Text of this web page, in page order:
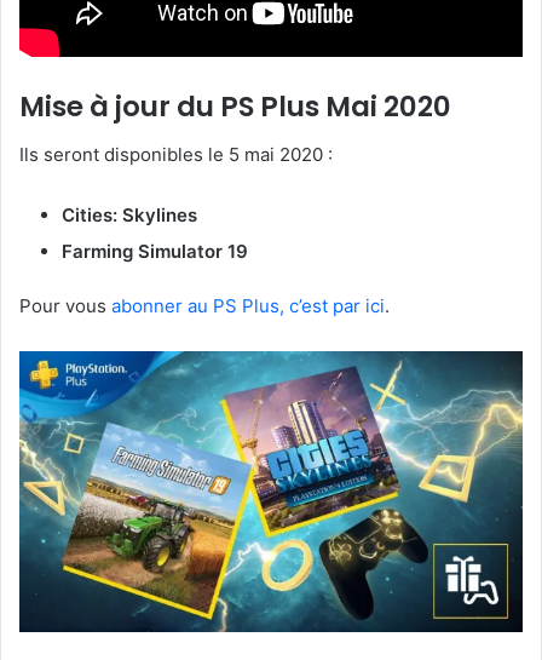
Mise à jour du PS Plus Mai 2020
Ils seront disponibles le 5 mai 2020 :
Cities: Skylines
Farming Simulator 19
Pour vous abonner au PS Plus, c’est par ici.